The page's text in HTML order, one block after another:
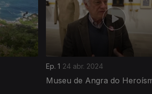
Ep. 1 24 abr. 2024
Museu de Angra do